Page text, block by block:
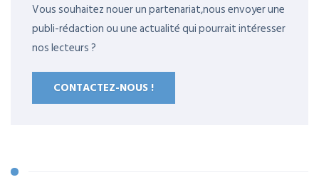
Vous souhaitez nouer un partenariat,nous envoyer une
publi-rédaction ou une actualité qui pourrait intéresser
nos lecteurs ?
CONTACTEZ-NOUS !